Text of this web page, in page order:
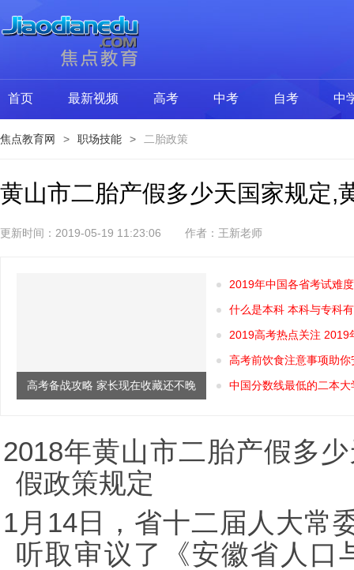
首页 最新视频 高考 中考 自考 中
焦点教育网 > 职场技能 > 二胎政策
黄山市二胎产假多少天国家规定,
更新时间：2019-05-19 11:23:06 作者：王新老师
高考备战攻略 家长现在收藏还不晚
2019年中国各省考试难
什么是本科 本科与专科
2019高考热点关注 2019
高考前饮食注意事项助
中国分数线最低的二本大
2018年黄山市二胎产假多
假政策规定
1月14日，省十二届人大常
听取审议了《安徽省人口